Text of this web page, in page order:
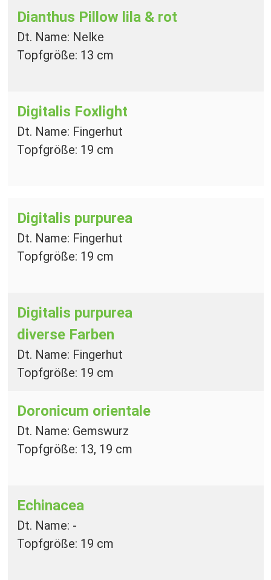
Dianthus Pillow lila & rot
Dt. Name: Nelke
Topfgröße: 13 cm
Digitalis Foxlight
Dt. Name: Fingerhut
Topfgröße: 19 cm
Digitalis purpurea
Dt. Name: Fingerhut
Topfgröße: 19 cm
Digitalis purpurea
diverse Farben
Dt. Name: Fingerhut
Topfgröße: 19 cm
Doronicum orientale
Dt. Name: Gemswurz
Topfgröße: 13, 19 cm
Echinacea
Dt. Name: -
Topfgröße: 19 cm